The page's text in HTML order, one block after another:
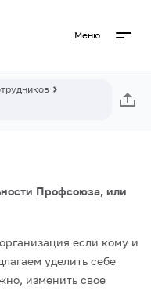
Меню
Профсоюза, или
если кому и
уделить себе
изменить свое